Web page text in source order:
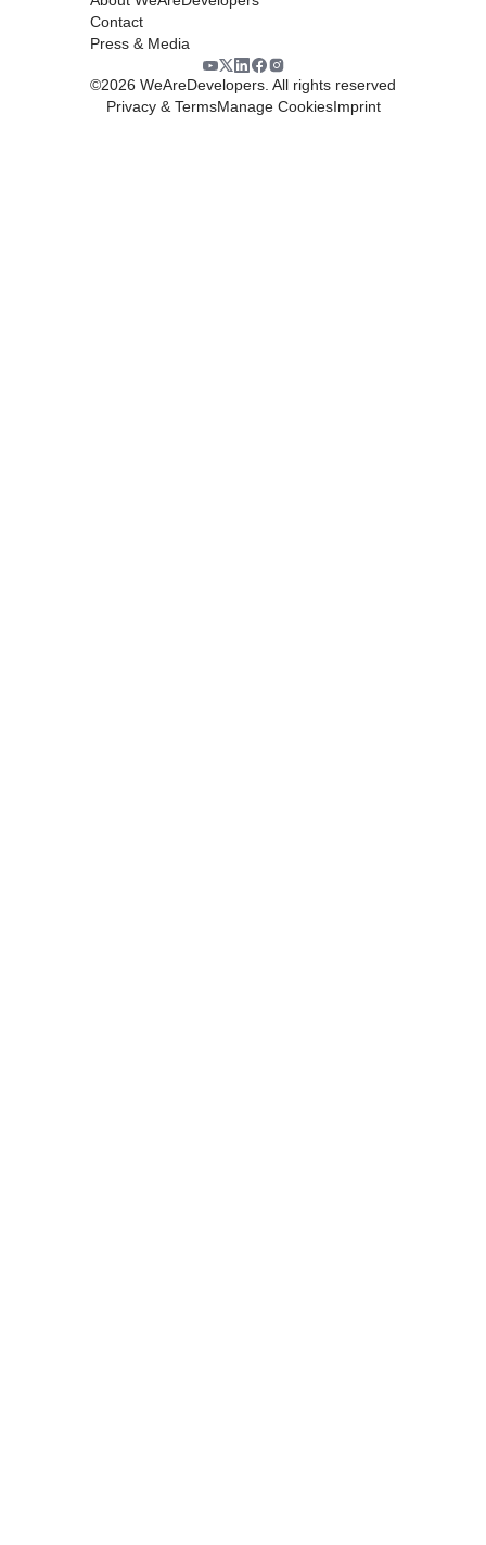
Contact
Press & Media
©2026 WeAreDevelopers. All rights reserved
Privacy & TermsManage CookiesImprint